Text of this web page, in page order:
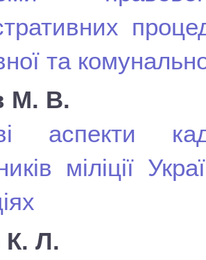
та
М. В.
аспекти
міліції
К. Л.